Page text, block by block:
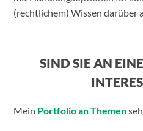
(rechtlichem) Wissen darüber
SIND SIE AN
Mein Portfolio an Themen